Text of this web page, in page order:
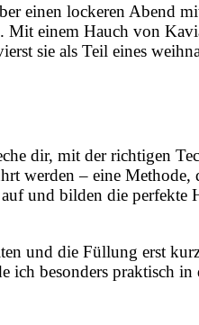
einen lockeren Abend
Mit einem Hauch von
sie als Teil eines
dir, mit der richtigen
werden – eine
und bilden die perfekte
und die Füllung erst
besonders praktisch in